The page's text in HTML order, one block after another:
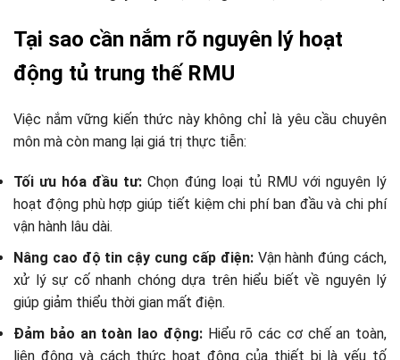
Tại sao cần nắm rõ nguyên lý hoạt
động tủ trung thế RMU
Việc nắm vững kiến thức này không chỉ là yêu cầu chuyên
môn mà còn mang lại giá trị thực tiễn:
Tối ưu hóa đầu tư: Chọn đúng loại tủ RMU với nguyên lý
hoạt động phù hợp giúp tiết kiệm chi phí ban đầu và chi phí
vận hành lâu dài.
Nâng cao độ tin cậy cung cấp điện:Vận hành đúng cách,
xử lý sự cố nhanh chóng dựa trên hiểu biết về nguyên lý
giúp giảm thiểu thời gian mất điện.
Đảm bảo an toàn lao động:Hiểu rõ các cơ chế an toàn,
liên động và cách thức hoạt động của thiết bị là yếu tố